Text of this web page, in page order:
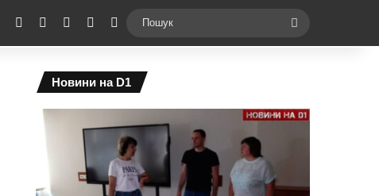
Facebook YouTubeInstagramTelegramSwitch skin
Новини на D1